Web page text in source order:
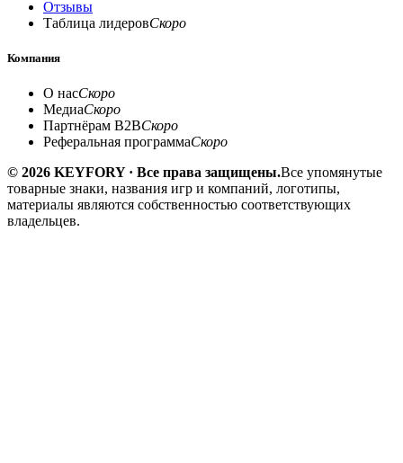
Отзывы
Таблица лидеровСкоро
Компания
О насСкоро
МедиаСкоро
Партнёрам B2BСкоро
Реферальная программаСкоро
© 2026 KEYFORY · Все права защищены.Все упомянутые
товарные знаки, названия игр и компаний, логотипы,
материалы являются собственностью соответствующих
владельцев.